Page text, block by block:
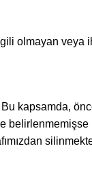
olmayan
kapsamda,